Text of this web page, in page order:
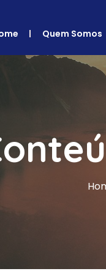
Quem Somos